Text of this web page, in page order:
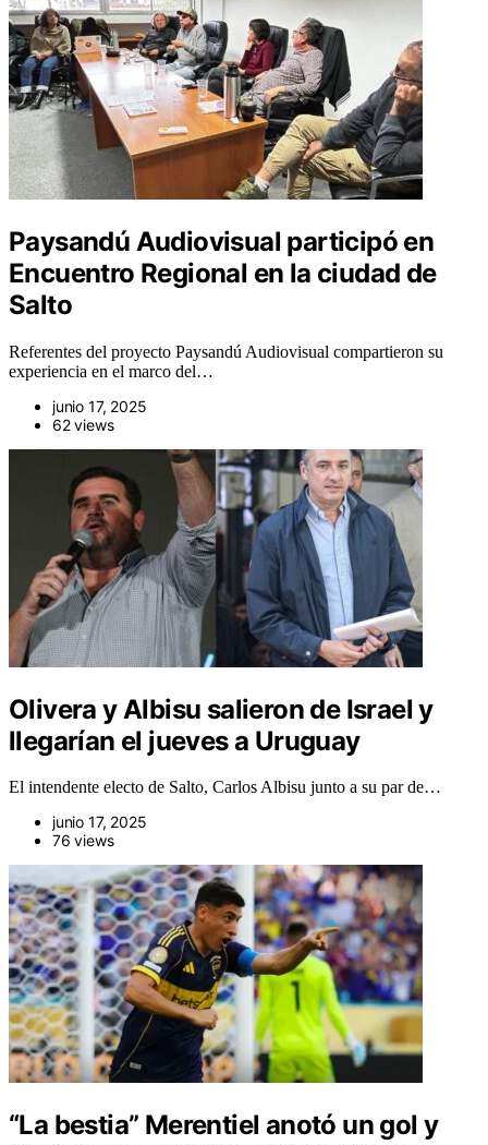
Paysandú Audiovisual participó en
Encuentro Regional en la ciudad de
Salto
Referentes del proyecto Paysandú Audiovisual compartieron su
experiencia en el marco del…
junio 17, 2025
62 views
Olivera y Albisu salieron de Israel y
llegarían el jueves a Uruguay
El intendente electo de Salto, Carlos Albisu junto a su par de…
junio 17, 2025
76 views
“La bestia” Merentiel anotó un gol y